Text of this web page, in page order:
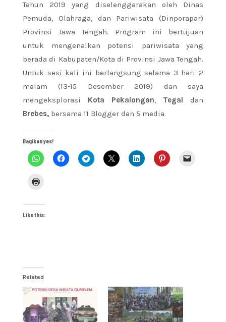
Tahun 2019 yang diselenggarakan oleh Dinas
Pemuda, Olahraga, dan Pariwisata (Dinporapar)
Provinsi Jawa Tengah. Program ini bertujuan
untuk mengenalkan potensi pariwisata yang
berada di Kabupaten/Kota di Provinsi Jawa Tengah.
Untuk sesi kali ini berlangsung selama 3 hari 2
malam (13-15 Desember 2019) dan saya
mengeksplorasi Kota Pekalongan, Tegal dan
Brebes, bersama 11 Blogger dan 5 media.
Bagikan yes!
Like this:
Related